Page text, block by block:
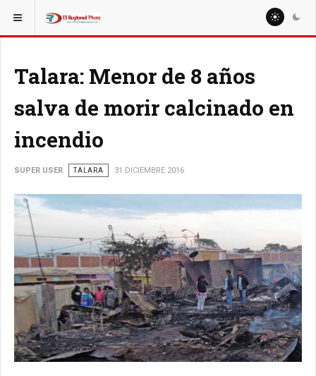
ESTÁ AQUÍ: REGIÓN PIURA
Talara: Menor de 8 años
salva de morir calcinado en
incendio
SUPER USER TALARA 31 DICIEMBRE 2016